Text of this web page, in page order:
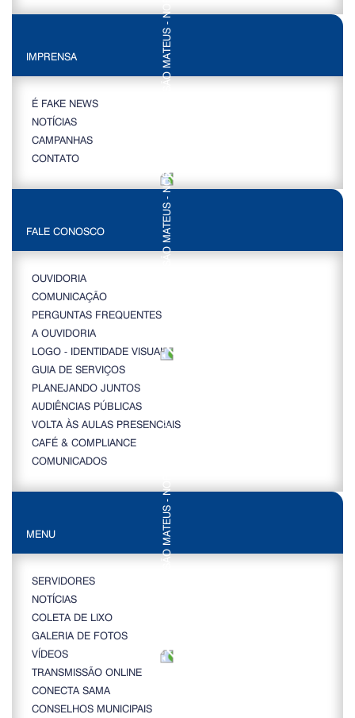
IMPRENSA
É FAKE NEWS
NOTÍCIAS
CAMPANHAS
CONTATO
FALE CONOSCO
OUVIDORIA
COMUNICAÇÃO
PERGUNTAS FREQUENTES
A OUVIDORIA
LOGO - IDENTIDADE VISUAL
GUIA DE SERVIÇOS
PLANEJANDO JUNTOS
AUDIÊNCIAS PÚBLICAS
VOLTA ÀS AULAS PRESENCIAIS
CAFÉ & COMPLIANCE
COMUNICADOS
MENU
SERVIDORES
NOTÍCIAS
COLETA DE LIXO
GALERIA DE FOTOS
VÍDEOS
TRANSMISSÃO ONLINE
CONECTA SAMA
CONSELHOS MUNICIPAIS